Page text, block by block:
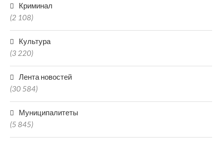
Криминал
(2 108)
Культура
(3 220)
Лента новостей
(30 584)
Муниципалитеты
(5 845)